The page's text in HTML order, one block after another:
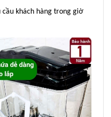
khách hàng trong giờ